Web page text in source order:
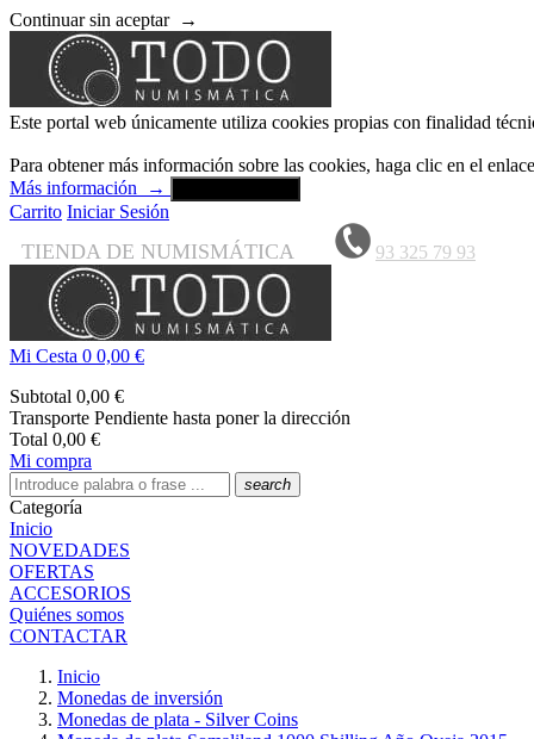
Continuar sin aceptar →
Este portal web únicamente utiliza cookies propias con finalidad
Para obtener más información sobre las cookies, haga clic en el
Más información
→
Carrito Iniciar Sesión
TIENDA DE NUMISMÁTICA 93 325 79 93
Mi Cesta 0 0,00 €
Subtotal 0,00 €
Transporte Pendiente hasta poner la dirección
Total 0,00 €
Mi compra
search
Categoría
Inicio
NOVEDADES
OFERTAS
ACCESORIOS
Quiénes somos
CONTACTAR
Inicio
Monedas de inversión
Monedas de plata - Silver Coins